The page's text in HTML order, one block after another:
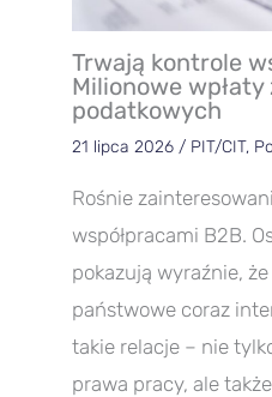
Trwają kontrole
Milionowe wpłaty
podatkowych
21 lipca 2026 / PIT/CIT,
Rośnie
współpracami B2B.
pokazują wyraźnie,
państwowe coraz
takie relacje – nie
prawa pracy, ale